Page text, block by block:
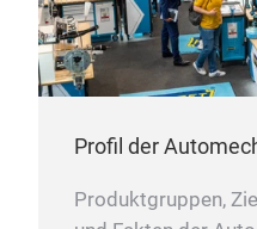
Profil der
Produktgruppen,